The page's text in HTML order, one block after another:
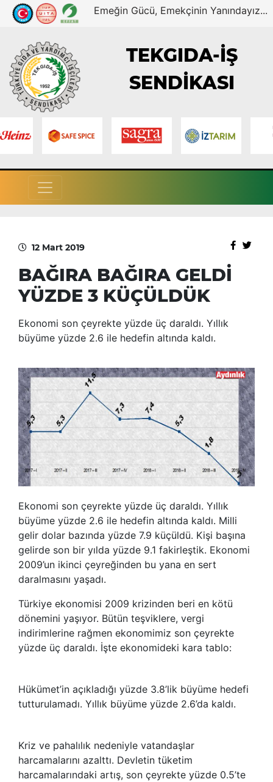
Emeğin Gücü, Emekçinin Yanındayız...
TEKGIDA-İŞ
SENDİKASI
12 Mart 2019
BAĞIRA BAĞIRA GELDİ
YÜZDE 3 KÜÇÜLDÜK
Ekonomi son çeyrekte yüzde üç daraldı. Yıllık
büyüme yüzde 2.6 ile hedefin altında kaldı.
Ekonomi son çeyrekte yüzde üç daraldı. Yıllık
büyüme yüzde 2.6 ile hedefin altında kaldı. Milli
gelir dolar bazında yüzde 7.9 küçüldü. Kişi başına
gelirde son bir yılda yüzde 9.1 fakirleştik. Ekonomi
2009’un ikinci çeyreğinden bu yana en sert
daralmasını yaşadı.
Türkiye ekonomisi 2009 krizinden beri en kötü
dönemini yaşıyor. Bütün teşviklere, vergi
indirimlerine rağmen ekonomimiz son çeyrekte
yüzde üç daraldı. İşte ekonomideki kara tablo:
Hükümet’in açıkladığı yüzde 3.8’lik büyüme hedefi
tutturulamadı. Yıllık büyüme yüzde 2.6’da kaldı.
Kriz ve pahalılık nedeniyle vatandaşlar
harcamalarını azalttı. Devletin tüketim
harcamalarındaki artış, son çeyrekte yüzde 0.5’te